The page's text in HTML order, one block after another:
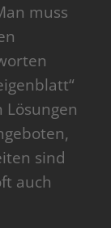
muss
Lösungen
sind
auch